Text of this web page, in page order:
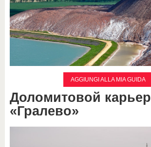
AGGIUNGI ALLA MIA GUIDA
Доломитовой карьер
«Гралево»